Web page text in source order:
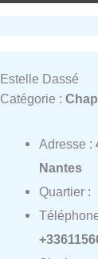
Estelle Dassé
Catégorie :
Adresse :
Nantes
Quartier :